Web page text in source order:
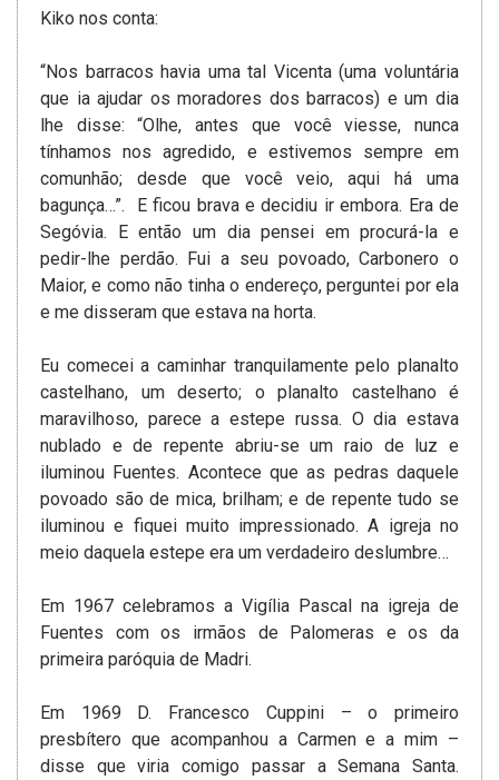
Kiko nos conta:
“Nos barracos havia uma tal Vicenta (uma voluntária
que ia ajudar os moradores dos barracos) e um dia
lhe disse: “Olhe, antes que você viesse, nunca
tínhamos nos agredido, e estivemos sempre em
comunhão; desde que você veio, aqui há uma
bagunça…”. E ficou brava e decidiu ir embora. Era de
Segóvia. E então um dia pensei em procurá-la e
pedir-lhe perdão. Fui a seu povoado, Carbonero o
Maior, e como não tinha o endereço, perguntei por ela
e me disseram que estava na horta.
Eu comecei a caminhar tranquilamente pelo planalto
castelhano, um deserto; o planalto castelhano é
maravilhoso, parece a estepe russa. O dia estava
nublado e de repente abriu-se um raio de luz e
iluminou Fuentes. Acontece que as pedras daquele
povoado são de mica, brilham; e de repente tudo se
iluminou e fiquei muito impressionado. A igreja no
meio daquela estepe era um verdadeiro deslumbre…
Em 1967 celebramos a Vigília Pascal na igreja de
Fuentes com os irmãos de Palomeras e os da
primeira paróquia de Madri.
Em 1969 D. Francesco Cuppini – o primeiro
presbítero que acompanhou a Carmen e a mim –
disse que viria comigo passar a Semana Santa.